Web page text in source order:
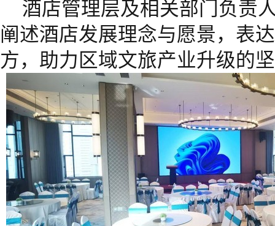
酒店管理层及相关部门负责
阐述酒店发展理念与愿景，表
方，助力区域文旅产业升级的